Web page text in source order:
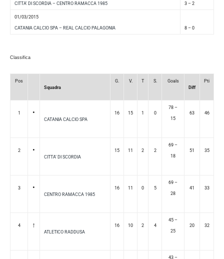
CITTA’ DI SCORDIA – CENTRO RAMACCA 1985 3 – 2
01/03/2015
CATANIA CALCIO SPA – REAL CALCIO PALAGONIA 8 – 0
Classifica
Pos
Squadra
G. V. T S.
Goals
Diff
Pti
1 •
CATANIA CALCIO SPA
16 15 1 0
78 –
15
63 46
2 •
CITTA’ DI SCORDIA
15 11 2 2
69 –
18
51 35
3 •
CENTRO RAMACCA 1985
16 11 0 5
69 –
28
41 33
4 ↑
ATLETICO RADDUSA
16 10 2 4
45 –
25
20 32
43 –